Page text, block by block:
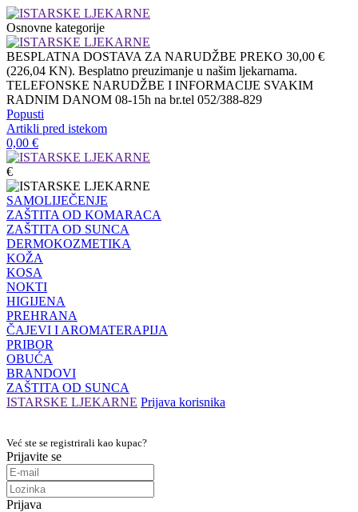
Osnovne kategorije
BESPLATNA DOSTAVA ZA NARUDŽBE PREKO 30,00 €
(226,04 KN). Besplatno preuzimanje u našim ljekarnama.
TELEFONSKE NARUDŽBE I INFORMACIJE SVAKIM
RADNIM DANOM 08-15h na br.tel 052/388-829
Popusti
Artikli pred istekom
0,00 €
€
SAMOLIJEČENJE
ZAŠTITA OD KOMARACA
ZAŠTITA OD SUNCA
DERMOKOZMETIKA
KOŽA
KOSA
NOKTI
HIGIJENA
PREHRANA
ČAJEVI I AROMATERAPIJA
PRIBOR
OBUĆA
BRANDOVI
ZAŠTITA OD SUNCA
ISTARSKE LJEKARNE Prijava korisnika
Već ste se registrirali kao kupac?
Prijavite se
Prijava